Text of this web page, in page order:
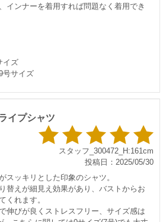
インナーを着用すれば問題なく着用でき
イズ
号サイズ
イプシャツ
スタッフ_300472_H:161cm
投稿日：2025/05/30
スッキリとした印象のシャツ。
替えが細見え効果があり、バストからお
くれます。
伸びが良くストレスフリー、サイズ感は